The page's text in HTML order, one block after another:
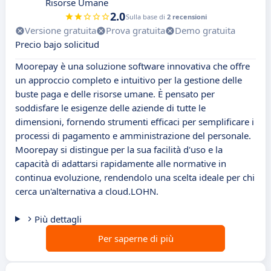
Risorse Umane
2.0Sulla base di 2 recensioni
Versione gratuita Prova gratuita
Demo gratuita
Precio bajo solicitud
Moorepay è una soluzione software innovativa che offre
un approccio completo e intuitivo per la gestione delle
buste paga e delle risorse umane. È pensato per
soddisfare le esigenze delle aziende di tutte le
dimensioni, fornendo strumenti efficaci per semplificare i
processi di pagamento e amministrazione del personale.
Moorepay si distingue per la sua facilità d'uso e la
capacità di adattarsi rapidamente alle normative in
continua evoluzione, rendendolo una scelta ideale per chi
cerca un'alternativa a cloud.LOHN.
Più dettagli
Per saperne di più